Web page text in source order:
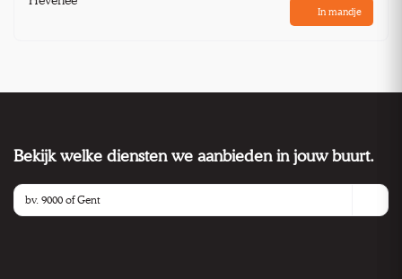
In mandje
Bekijk welke diensten we aanbieden in jouw buurt.